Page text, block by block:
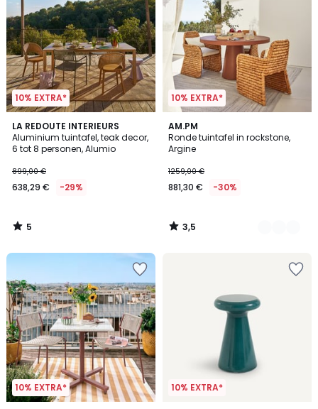
10% EXTRA*
LA REDOUTE INTERIEURS
Aluminium tuintafel, teak decor,
6 tot 8 personen, Alumio
899,00 €
638,29 € -29%
5
/
5
5
/
10% EXTRA*
AM.PM
Ronde tuintafel in rockstone,
Argine
1259,00 €
881,30 € -30%
3,5
/ 5
3
Kleuren
3,5
/
10% EXTRA* 10% EXTRA*